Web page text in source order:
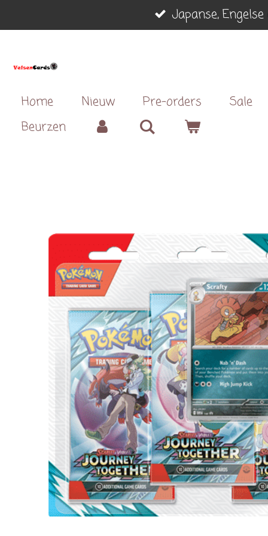
direct
de
Japanse,
Home Nieuw Pre-orders Sale
Beurzen